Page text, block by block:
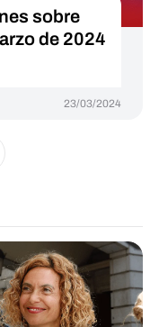
sobre
de 2024
23/03/2024